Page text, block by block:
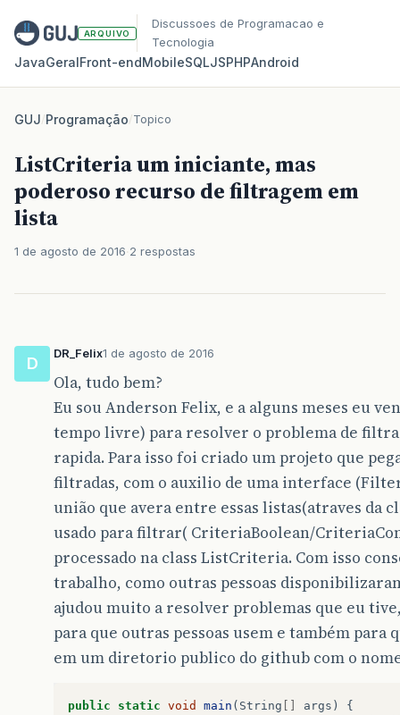
ARQUIVO
Discussoes de Programacao e
Tecnologia
JavaGeralFront‑endMobileSQLJSPHPAndroid
GUJ/Programação/Topico
ListCriteria um iniciante, mas
poderoso recurso de filtragem em
lista
1 de agosto de 2016 2 respostas
D
DR_Felix1 de agosto de 2016
Ola, tudo bem?
Eu sou Anderson Felix, e a alguns meses eu
tempo livre) para resolver o problema de
rapida. Para isso foi criado um projeto que
filtradas, com o auxilio de uma interface
união que avera entre essas listas(atraves da
usado para filtrar( CriteriaBoolean/
processado na class ListCriteria. Com isso
trabalho, como outras pessoas
ajudou muito a resolver problemas que eu
para que outras pessoas usem e também para
em um diretorio publico do github com o
public static void main ( String args )
{